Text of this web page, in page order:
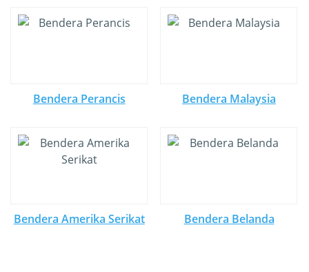
Bendera Perancis Bendera Malaysia
Bendera Amerika Serikat Bendera Belanda